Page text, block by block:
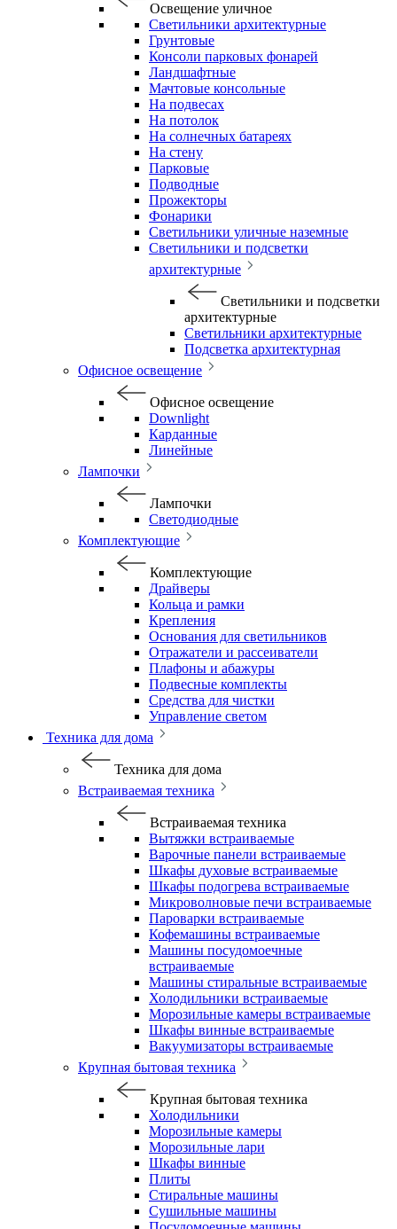
Освещение уличное
Светильники архитектурные
Грунтовые
Консоли парковых фонарей
Ландшафтные
Мачтовые консольные
На подвесах
На потолок
На солнечных батареях
На стену
Парковые
Подводные
Прожекторы
Фонарики
Светильники уличные наземные
Светильники и подсветки
архитектурные
Светильники и подсветки
архитектурные
Светильники архитектурные
Подсветка архитектурная
Офисное освещение
Офисное освещение
Downlight
Карданные
Линейные
Лампочки
Лампочки
Светодиодные
Комплектующие
Комплектующие
Драйверы
Кольца и рамки
Крепления
Основания для светильников
Отражатели и рассеиватели
Плафоны и абажуры
Подвесные комплекты
Средства для чистки
Управление светом
Техника для дома
Техника для дома
Встраиваемая техника
Встраиваемая техника
Вытяжки встраиваемые
Варочные панели встраиваемые
Шкафы духовые встраиваемые
Шкафы подогрева встраиваемые
Микроволновые печи встраиваемые
Пароварки встраиваемые
Кофемашины встраиваемые
Машины посудомоечные
встраиваемые
Машины стиральные встраиваемые
Холодильники встраиваемые
Морозильные камеры встраиваемые
Шкафы винные встраиваемые
Вакуумизаторы встраиваемые
Крупная бытовая техника
Крупная бытовая техника
Холодильники
Морозильные камеры
Морозильные лари
Шкафы винные
Плиты
Стиральные машины
Сушильные машины